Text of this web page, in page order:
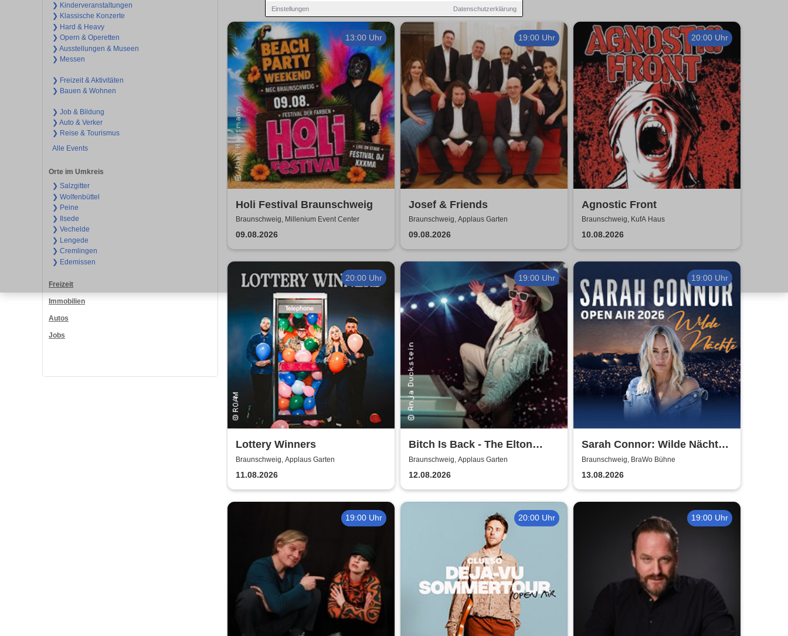
Einstellungen Datenschutzerklärung
❯ Kinderveranstaltungen
❯ Klassische Konzerte
❯ Hard & Heavy
❯ Opern & Operetten
❯ Ausstellungen & Museen
❯ Messen
❯ Freizeit & Aktivitäten
❯ Bauen & Wohnen
❯ Job & Bildung
❯ Auto & Verker
❯ Reise & Tourismus
Alle Events
Orte im Umkreis
❯ Salzgitter
❯ Wolfenbüttel
❯ Peine
❯ Ilsede
❯ Vechelde
❯ Lengede
❯ Cremlingen
❯ Edemissen
Freizeit
Immobilien
Autos
Jobs
13:00 Uhr
Holi Festival Braunschweig
Braunschweig, Millenium Event Center
09.08.2026
19:00 Uhr
Josef & Friends
Braunschweig, Applaus Garten
09.08.2026
20:00 Uhr
Agnostic Front
Braunschweig, KufA Haus
10.08.2026
20:00 Uhr
Lottery Winners
Braunschweig, Applaus Garten
11.08.2026
19:00 Uhr
Bitch Is Back - The Elton
John Show
Braunschweig, Applaus Garten
12.08.2026
19:00 Uhr
Sarah Connor: Wilde Nächte -
Open Air 2026
Braunschweig, BraWo Bühne
13.08.2026
19:00 Uhr 20:00 Uhr 19:00 Uhr